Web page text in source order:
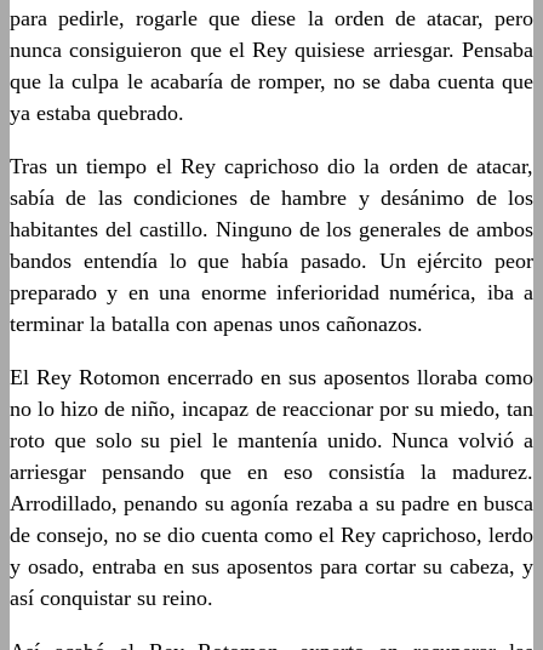
para pedirle, rogarle que diese la orden de atacar, pero
nunca consiguieron que el Rey quisiese arriesgar. Pensaba
que la culpa le acabaría de romper, no se daba cuenta que
ya estaba quebrado.
Tras un tiempo el Rey caprichoso dio la orden de atacar,
sabía de las condiciones de hambre y desánimo de los
habitantes del castillo. Ninguno de los generales de ambos
bandos entendía lo que había pasado. Un ejército peor
preparado y en una enorme inferioridad numérica, iba a
terminar la batalla con apenas unos cañonazos.
El Rey Rotomon encerrado en sus aposentos lloraba como
no lo hizo de niño, incapaz de reaccionar por su miedo, tan
roto que solo su piel le mantenía unido. Nunca volvió a
arriesgar pensando que en eso consistía la madurez.
Arrodillado, penando su agonía rezaba a su padre en busca
de consejo, no se dio cuenta como el Rey caprichoso, lerdo
y osado, entraba en sus aposentos para cortar su cabeza, y
así conquistar su reino.